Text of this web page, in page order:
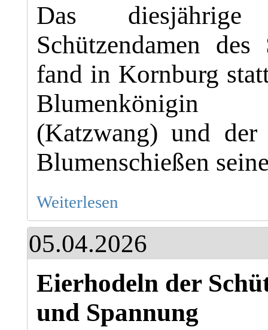
Das diesjährige
Schützendamen
fand in Kornburg
(Katzwang) und
Blumenschießen
Weiterlesen
05.04.2026
Eierhodeln der
und Spannung